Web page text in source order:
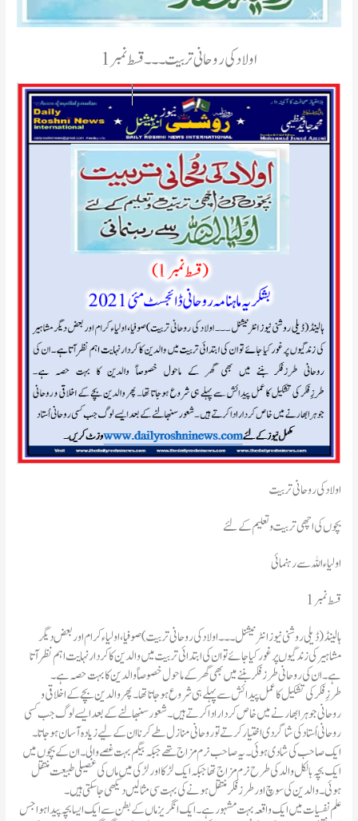
اولاد کی روحانی تربیت۔۔۔قسط نمبر1
اولاد کی روحانی تربیت
بچوں کی اچھی تربیت و تعلیم کے لئے
اولیاء اللہ سے رہنمائی
قسط نمبر1
ہالینڈ(ڈیلی روشنی نیوز انٹرنیشنل ۔۔۔ اولاد کی روحانی تربیت)صوفیا، اولیاء کرام اور بعض دیگر
مشاہیر کی زندگیوں پر غور کیا جائے تو ان کی ابتدائی تربیت میں والدین کا کردار نہایت اہم نظر آتا
ہے۔ ان کی روحانی طرزفکر بننے میں بھی گھر کے ماحول خصوصاً والدین کا بہت حصہ ہے۔
طرزِفکر کی تشکیل کا عمل پیدائش سے پہلے ہی شروع ہوجاتا تھا۔ پھر والدین بچے کے اخلاقی و
روحانی جوہر ابھارنے میں خاص کردار ادا کرتے ہیں ۔ شعور سنبھالنے کے بعد ایسے لوگ جب کسی
روحانی اُستاد کی شاگردی اختیار کرتے تو روحانی منازل طے کرنا ان کے لیے زیادہ آسان ہوجاتا۔
ایک صاحب کی شادی ہوئی۔ یہ صاحب نرم مزاج تھے جبکہ بیگم بہت غصے والی۔ ان کے بچوں میں
ایک بچہ بالکل والد کی طرح نرم مزاج تھا جبکہ ایک لڑکا اور لڑکی میں ماں کی غصیلی طبیعت منتقل
ہوئی۔ والدین کی سوچ اور طرز فکر منتقل ہونے کی بہت سی مثالیں دیکھی جاسکتی ہیں۔
علم نفسیات میں ایک واقعہ بہت مشہور ہے۔ ایک انگریز ماں کے بطن سے ایک ایسا بچہ پیدا ہوا جس